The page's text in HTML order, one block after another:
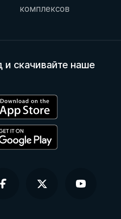
комплексов
и скачивайте наше